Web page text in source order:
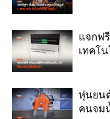
แจกฟ
เทคโ
หุ่นยน
คนจม